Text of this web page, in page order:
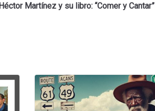
Héctor Martínez y su libro: “Comer y Cantar”